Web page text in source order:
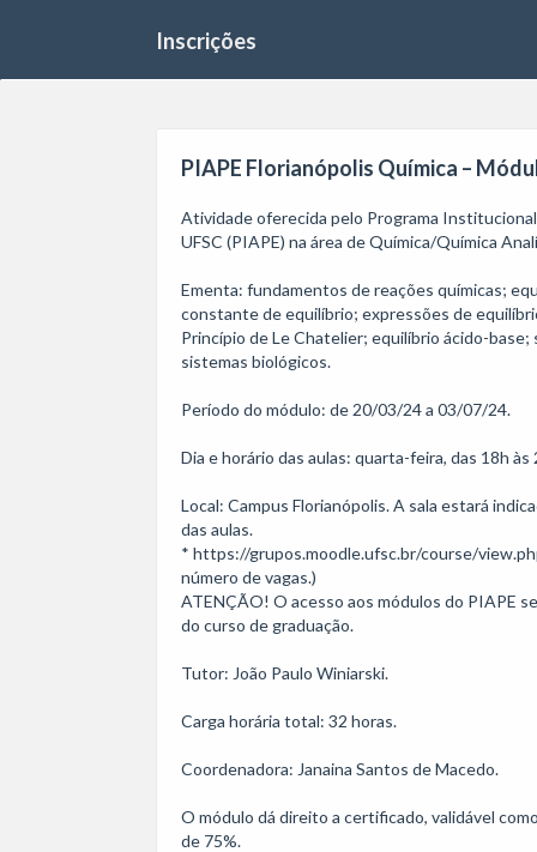
Inscrições
PIAPE Florianópolis Química –
Atividade oferecida pelo Programa
UFSC (PIAPE) na área de Química/Química
Ementa: fundamentos de reações químicas;
constante de equilíbrio; expressões de
Princípio de Le Chatelier; equilíbrio ácido-
sistemas biológicos.
Período do módulo: de 20/03/24 a 03/07/24.
Dia e horário das aulas: quarta-feira, das 18h às
Local: Campus Florianópolis. A sala estará
das aulas.
* https://grupos.moodle.ufsc.br/course/
número de vagas.)
ATENÇÃO! O acesso aos módulos do PIAPE
do curso de graduação.
Tutor: João Paulo Winiarski.
Carga horária total: 32 horas.
Coordenadora: Janaina Santos de Macedo.
O módulo dá direito a certificado, validável
de 75%.